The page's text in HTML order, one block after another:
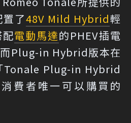
了48V Mild Hybrid輕
電動馬達的PHEV插電
Plug-in Hybrid版本在
Tonale Plug-in Hybrid
費者唯一可以購買的